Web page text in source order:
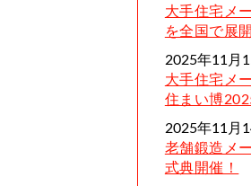
大手住宅メ
を全国で展開
2025年11月
大手住宅メ
住まい博
2025年11月
老舗鍛造メ
式典開催！